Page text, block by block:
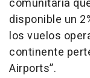
comunitaria
disponible un
los vuelos
continente
Airports”.